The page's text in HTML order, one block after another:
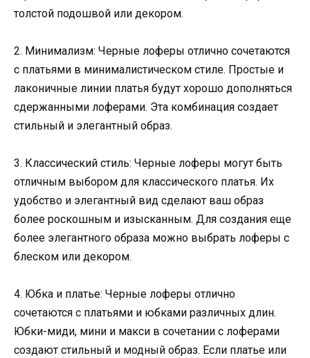
толстой подошвой или декором.
2. Минимализм: Черные лоферы отлично сочетаются
с платьями в минималистическом стиле. Простые и
лаконичные линии платья будут хорошо дополняться
сдержанными лоферами. Эта комбинация создает
стильный и элегантный образ.
3. Классический стиль: Черные лоферы могут быть
отличным выбором для классического платья. Их
удобство и элегантный вид сделают ваш образ
более роскошным и изысканным. Для создания еще
более элегантного образа можно выбрать лоферы с
блеском или декором.
4. Юбка и платье: Черные лоферы отлично
сочетаются с платьями и юбками различных длин.
Юбки-миди, мини и макси в сочетании с лоферами
создают стильный и модный образ. Если платье или